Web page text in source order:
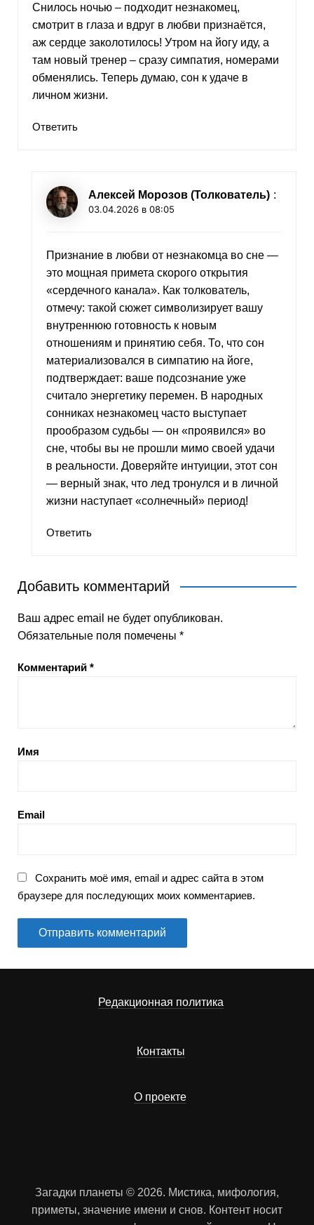
Снилось ночью – подходит незнакомец,
смотрит в глаза и вдруг в любви признаётся,
аж сердце заколотилось! Утром на йогу иду, а
там новый тренер – сразу симпатия, номерами
обменялись. Теперь думаю, сон к удаче в
личном жизни.
Ответить
Алексей Морозов (Толкователь) :
03.04.2026 в 08:05
Признание в любви от незнакомца во сне —
это мощная примета скорого открытия
«сердечного канала». Как толкователь,
отмечу: такой сюжет символизирует вашу
внутреннюю готовность к новым
отношениям и принятию себя. То, что сон
материализовался в симпатию на йоге,
подтверждает: ваше подсознание уже
считало энергетику перемен. В народных
сонниках незнакомец часто выступает
прообразом судьбы — он «проявился» во
сне, чтобы вы не прошли мимо своей удачи
в реальности. Доверяйте интуиции, этот сон
— верный знак, что лед тронулся и в личной
жизни наступает «солнечный» период!
Ответить
Добавить комментарий
Ваш адрес email не будет опубликован.
Обязательные поля помечены *
Комментарий *
Имя
Email
Сохранить моё имя, email и адрес сайта в этом
браузере для последующих моих комментариев.
Редакционная политика
Контакты
О проекте
Загадки планеты © 2026. Мистика, мифология,
приметы, значение имени и снов. Контент носит